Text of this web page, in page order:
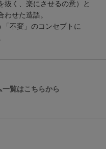
抜く、楽にさせるの意）と
せた造語。
不変」のコンセプトに
覧はこちらから